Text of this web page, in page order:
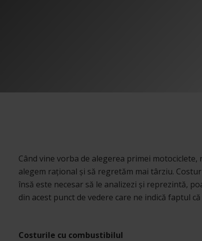
Când vine vorba de alegerea primei
alegem rațional și să regretăm mai târziu.
însă este necesar să le analizezi și reprezintă,
din acest punct de vedere care ne indică faptul
Costurile cu combustibilul